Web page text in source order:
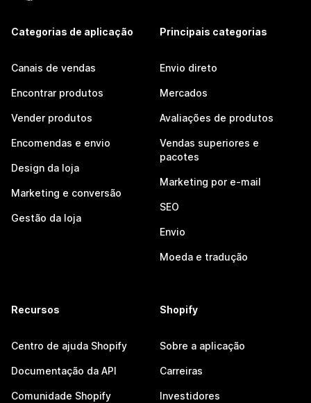
Categorias de aplicação
Canais de vendas
Encontrar produtos
Vender produtos
Encomendas e envio
Design da loja
Marketing e conversão
Gestão da loja
Principais categorias
Envio direto
Mercados
Avaliações de produtos
Vendas superiores e
pacotes
Marketing por e-mail
SEO
Envio
Moeda e tradução
Recursos
Centro de ajuda Shopify
Documentação da API
Comunidade Shopify
Shopify
Sobre a aplicação
Carreiras
Investidores